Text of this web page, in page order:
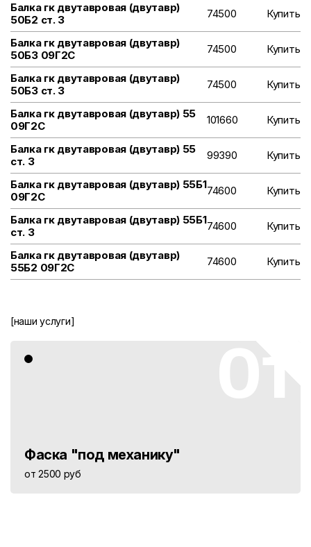
Балка гк двутавровая (двутавр)
50Б2 ст. 3
74500 Купить
Балка гк двутавровая (двутавр)
50Б3 09Г2С
74500 Купить
Балка гк двутавровая (двутавр)
50Б3 ст. 3
74500 Купить
Балка гк двутавровая (двутавр) 55
09Г2С
101660 Купить
Балка гк двутавровая (двутавр) 55
ст. 3
99390 Купить
Балка гк двутавровая (двутавр) 55Б1
09Г2С
74600 Купить
Балка гк двутавровая (двутавр) 55Б1
ст. 3
74600 Купить
Балка гк двутавровая (двутавр)
55Б2 09Г2С
74600 Купить
[наши услуги]
Фаска "под механику"
от 2500 руб